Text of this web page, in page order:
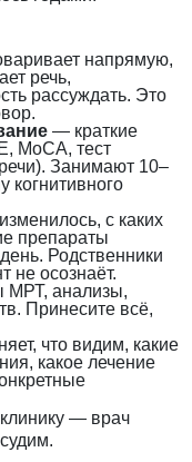
напрямую,
речь,
рассуждать. Это
— краткие
MoCA, тест
Занимают 10–
когнитивного
с каких
препараты
Родственники
не осознаёт.
МРТ, анализы,
Принесите всё,
что видим, какие
какое лечение
— врач